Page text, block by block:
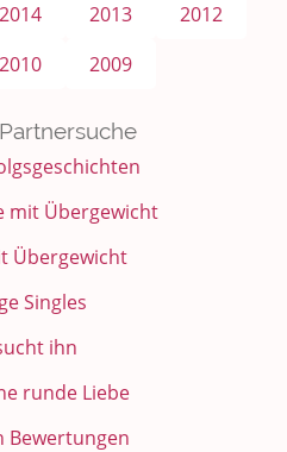
2014 2013
2012
2010 2009
mit Übergewicht
Übergewicht
Singles
ihn
runde Liebe
Bewertungen